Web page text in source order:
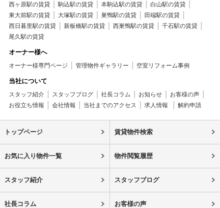
西ヶ原駅の賃貸
駒込駅の賃貸 本駒込駅の賃貸
白山駅の賃貸
東大前駅の賃貸
大塚駅の賃貸 巣鴨駅の賃貸
田端駅の賃貸
西日暮里駅の賃貸
新板橋駅の賃貸 西巣鴨駅の賃貸
千石駅の賃貸
尾久駅の賃貸
オーナー様へ
オーナー様専門ページ 管理物件ギャラリー 空室リフォーム事例
当社について
スタッフ紹介 スタッフブログ 社長コラム お知らせ
お客様の声
お役立ち情報
会社情報 当社までのアクセス 求人情報 解約申請
トップページ 賃貸物件検索
お気に入り物件一覧 物件閲覧履歴
スタッフ紹介 スタッフブログ
社長コラム お客様の声